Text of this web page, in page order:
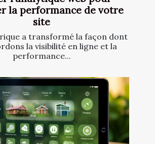
la performance de votre
site
a transformé la façon dont
la visibilité en ligne et la
performance...